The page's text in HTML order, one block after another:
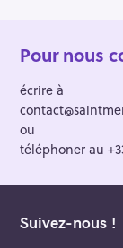
Pour nous
écrire à
ou
téléphoner au
Suivez-nous !